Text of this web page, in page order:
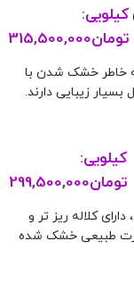
کیلویی:
تومان315,500,000
خاطر خشک شدن با
زیبایی دارند.
کیلویی:
تومان299,500,000
کلاله ریز تر و
طبیعی خشک شده